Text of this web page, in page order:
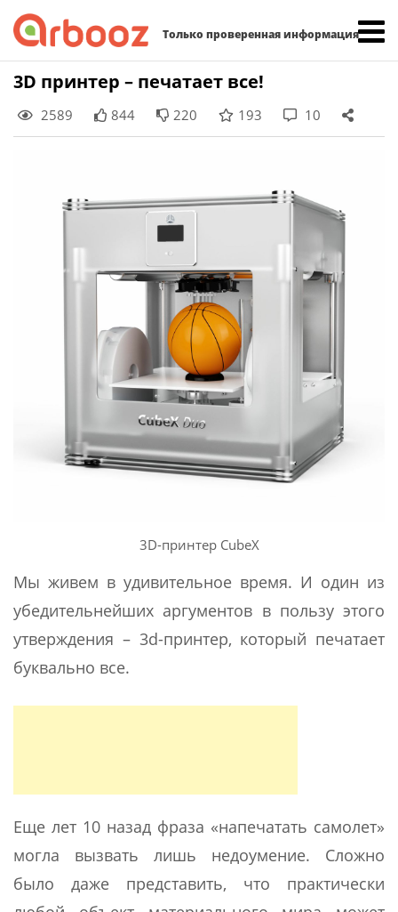
Только проверенная информация
Skip
content
3D принтер – печатает все!
2589 844 220 193 10
3D-принтер CubeX
Мы живем в удивительное время. И один из
убедительнейших аргументов в пользу этого
утверждения – 3d-принтер, который печатает
буквально все.
Еще лет 10 назад фраза «напечатать самолет»
могла вызвать лишь недоумение. Сложно
было даже представить, что практически
Найти: